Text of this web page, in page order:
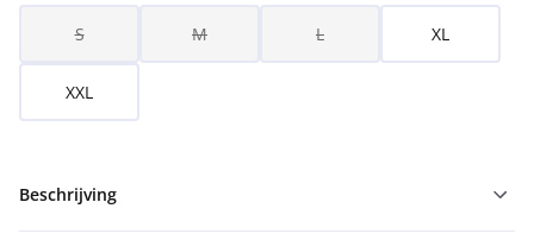
S M L XL
XXL
Beschrijving